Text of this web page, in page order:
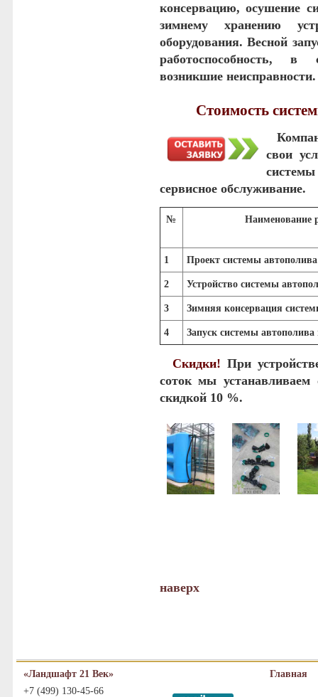
консервацию, осушение
зимнему хранению
оборудования. Весной
работоспособность, в
возникшие неисправности.
Стоимость
свои
сервисное обслуживание.
№ Наименование
1 Проект системы автополива
2 Устройство системы
3 Зимняя консервация
4 Запуск системы автополива
Скидки! При
соток мы устанавливаем
скидкой 10 %.
наверх
«Ландшафт 21 Век»
+7 (499) 130-45-66
Главная